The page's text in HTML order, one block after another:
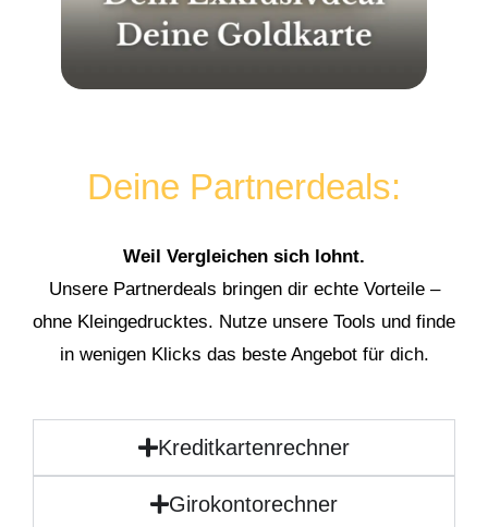
Deine Partnerdeals:
Weil Vergleichen sich lohnt.
Unsere Partnerdeals bringen dir echte Vorteile –
ohne Kleingedrucktes. Nutze unsere Tools und finde
in wenigen Klicks das beste Angebot für dich.
Kreditkartenrechner
Girokontorechner